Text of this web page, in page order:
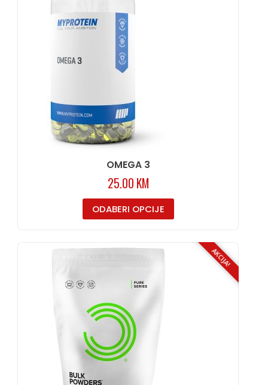
OMEGA 3
25.00 KM
ODABERI OPCIJE
AKCIJA!